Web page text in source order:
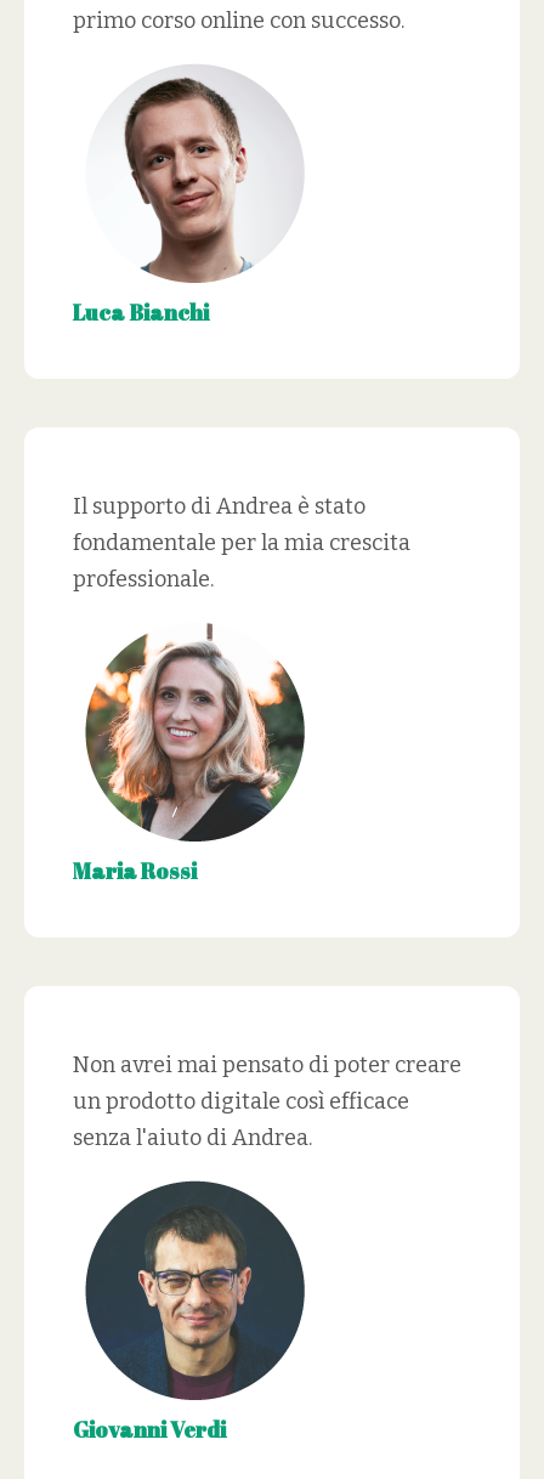
primo corso online con successo.
Luca Bianchi
Il supporto di Andrea è stato
fondamentale per la mia crescita
professionale.
Maria Rossi
Non avrei mai pensato di poter creare
un prodotto digitale così efficace
senza l'aiuto di Andrea.
Giovanni Verdi